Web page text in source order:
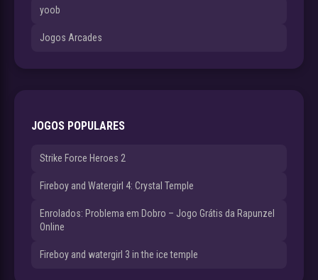
yoob
Jogos Arcades
JOGOS POPULARES
Strike Force Heroes 2
Fireboy and Watergirl 4: Crystal Temple
Enrolados: Problema em Dobro – Jogo Grátis da Rapunzel
Online
Fireboy and watergirl 3 in the ice temple